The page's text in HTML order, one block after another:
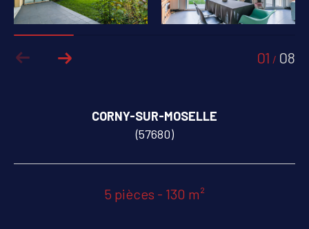
01 / 08
CORNY-SUR-MOSELLE
(57680)
5 pièces - 130 m²
FILTRER PAR
NOUVEAUTÉS